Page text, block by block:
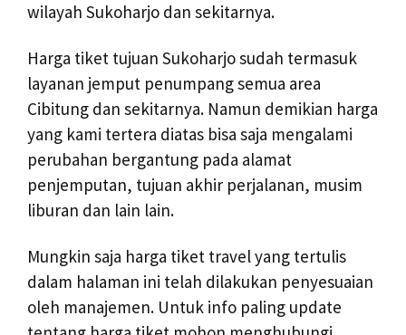
wilayah Sukoharjo dan sekitarnya.
Harga tiket tujuan Sukoharjo sudah termasuk
layanan jemput penumpang semua area
Cibitung dan sekitarnya. Namun demikian harga
yang kami tertera diatas bisa saja mengalami
perubahan bergantung pada alamat
penjemputan, tujuan akhir perjalanan, musim
liburan dan lain lain.
Mungkin saja harga tiket travel yang tertulis
dalam halaman ini telah dilakukan penyesuaian
oleh manajemen. Untuk info paling update